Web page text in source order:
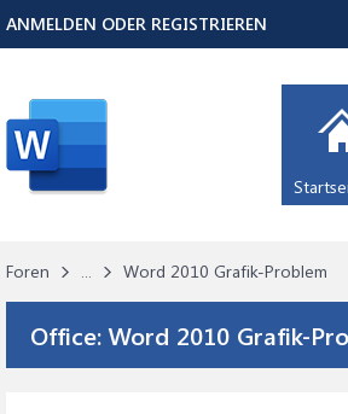
Foren ... Word 2010 Grafik-Problem
Office:Word 2010 Grafik-
ANMELDEN ODER REGISTRIEREN